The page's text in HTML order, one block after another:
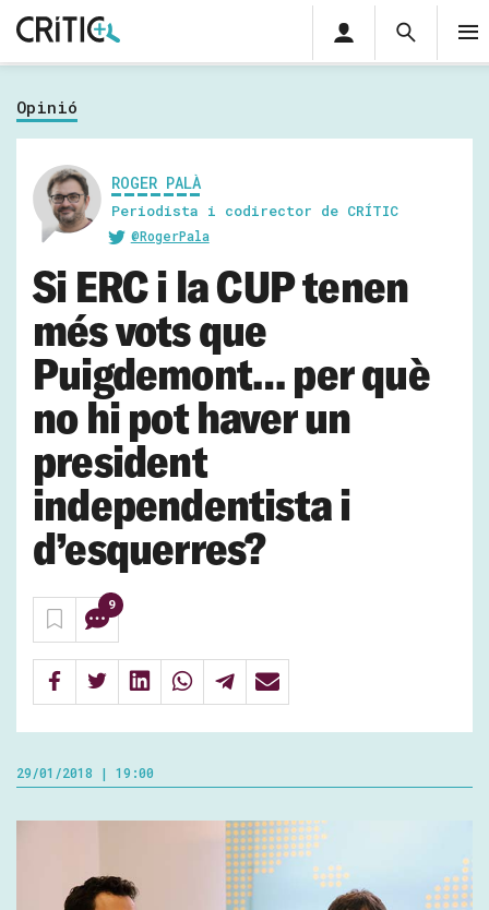
Cerca
Cerca
privada
Inicia sessió
Opinió
ROGER PALÀ
Periodista i codirector de CRÍTIC
@RogerPala
Si ERC i la CUP tenen
més vots que
Puigdemont… per què
no hi pot haver un
president
independentista i
d’esquerres?
9
29/01/2018 | 19:00